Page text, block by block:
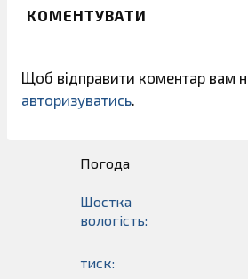
КОМЕНТУВАТИ
Щоб відправити коментар вам
авторизуватись.
Погода
Шостка
вологість:
тиск: